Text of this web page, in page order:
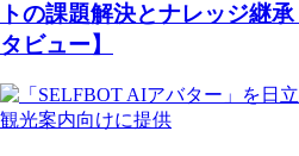
トの課題解決とナレッジ継
タビュー】